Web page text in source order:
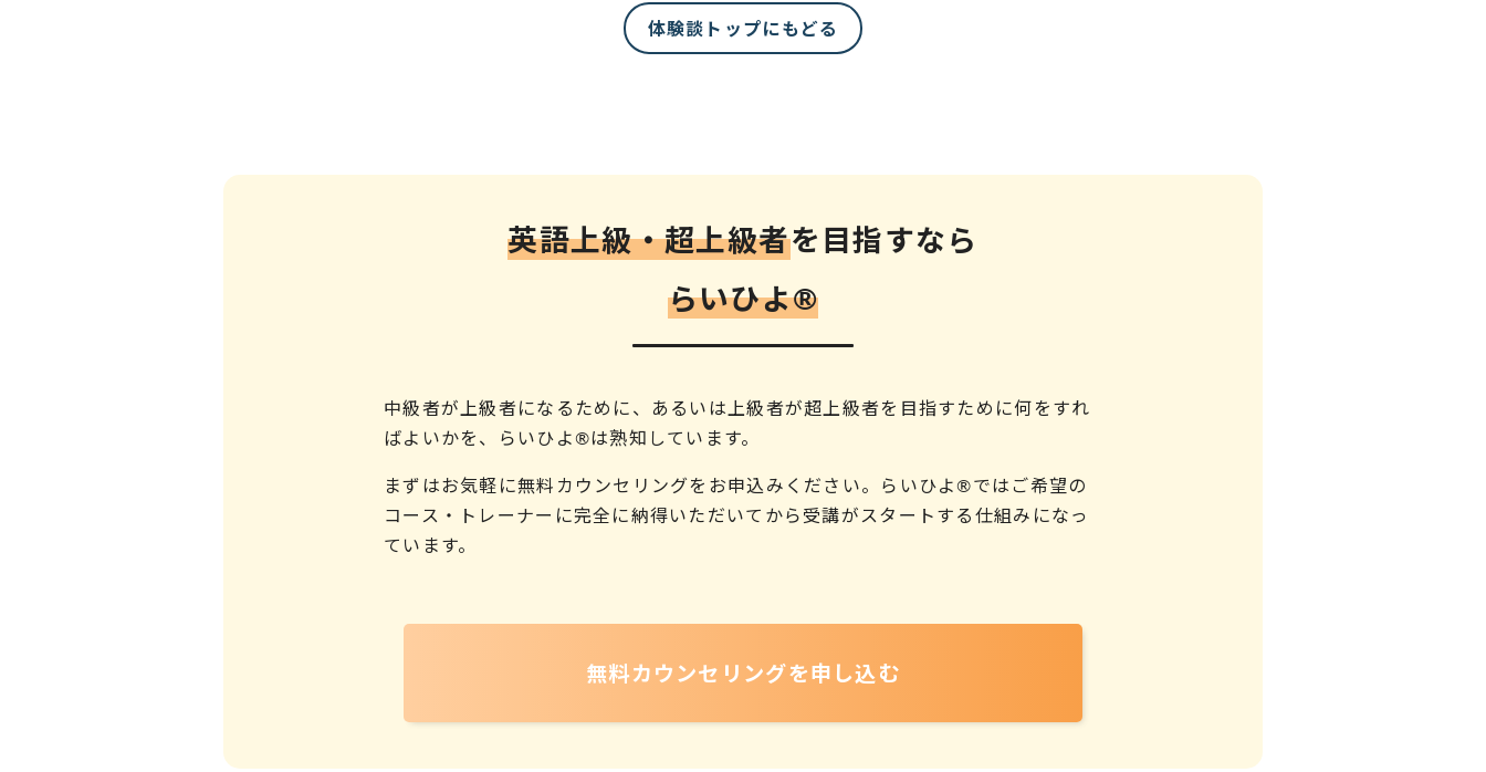
体験談トップにもどる
英語上級・超上級者を目指すなら
らいひよ®︎
中級者が上級者になるために、あるいは上級者が超上級者を目指すために何をすれ
ばよいかを、らいひよ®は熟知しています。
まずはお気軽に無料カウンセリングをお申込みください。らいひよ®ではご希望の
コース・トレーナーに完全に納得いただいてから受講がスタートする仕組みになっ
ています。
無料カウンセリングを申し込む